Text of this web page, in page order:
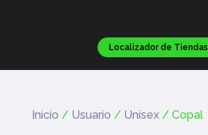
Localizador de Tiendas
Inicio / Usuario / Unisex/ Copal